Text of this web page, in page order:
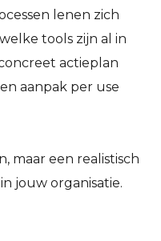
lenen zich
tools zijn al in
actieplan
aanpak per use
maar een realistisch
jouw organisatie.